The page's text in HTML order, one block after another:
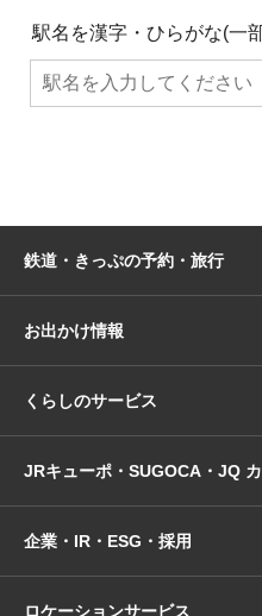
駅名を漢字・ひらがな(一
鉄道・きっぷの予約・旅行
お出かけ情報
くらしのサービス
JRキューポ・SUGOCA・JQ
企業・IR・ESG・採用
ロケーションサービス